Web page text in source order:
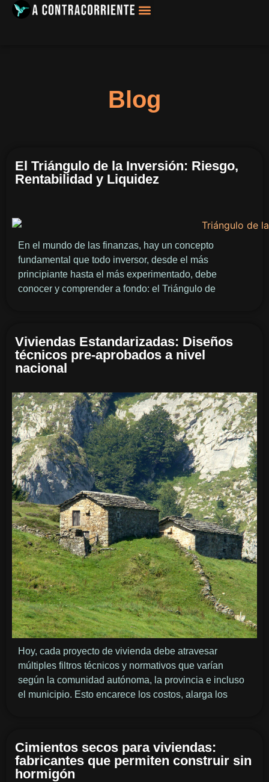
Blog
El Triángulo de la Inversión: Riesgo,
Rentabilidad y Liquidez
En el mundo de las finanzas, hay un concepto
fundamental que todo inversor, desde el más
principiante hasta el más experimentado, debe
conocer y comprender a fondo: el Triángulo de
Viviendas Estandarizadas: Diseños
técnicos pre-aprobados a nivel
nacional
Hoy, cada proyecto de vivienda debe atravesar
múltiples filtros técnicos y normativos que varían
según la comunidad autónoma, la provincia e incluso
el municipio. Esto encarece los costos, alarga los
Cimientos secos para viviendas:
fabricantes que permiten construir sin
hormigón